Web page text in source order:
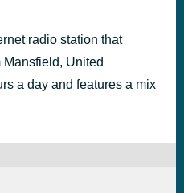
radio station that
United
a day and features a mix